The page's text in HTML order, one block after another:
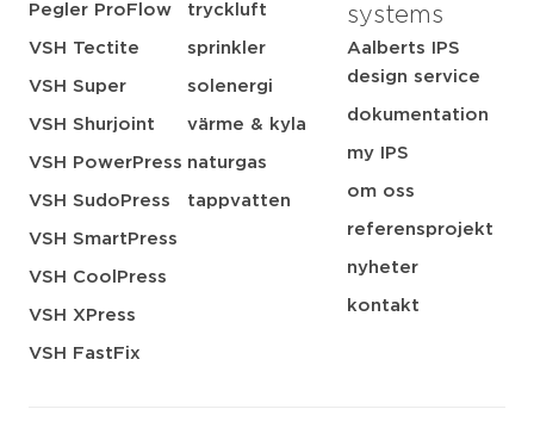
Pegler ProFlow
VSH Tectite
VSH Super
VSH Shurjoint
VSH PowerPress
VSH SudoPress
VSH SmartPress
VSH CoolPress
VSH XPress
VSH FastFix
tryckluft
sprinkler
solenergi
värme & kyla
naturgas
tappvatten
systems
Aalberts IPS
design service
dokumentation
my IPS
om oss
referensprojekt
nyheter
kontakt